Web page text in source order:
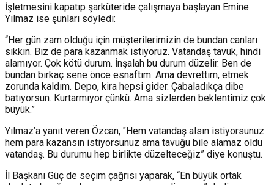
İşletmesini kapatıp şarküteride çalışmaya başlayan Emine
Yılmaz ise şunları söyledi:
“Her gün zam olduğu için müşterilerimizin de bundan canları
sıkkın. Biz de para kazanmak istiyoruz. Vatandaş tavuk, hindi
alamıyor. Çok kötü durum. İnşalah bu durum düzelir. Ben de
bundan birkaç sene önce esnaftım. Ama devrettim, etmek
zorunda kaldım. Depo, kira hepsi gider. Çabaladıkça dibe
batıyorsun. Kurtarmıyor çünkü. Ama sizlerden beklentimiz çok
büyük.”
Yılmaz’a yanıt veren Özcan, "Hem vatandaş alsın istiyorsunuz
hem para kazansın istiyorsunuz ama tavuğu bile alamaz oldu
vatandaş. Bu durumu hep birlikte düzelteceğiz” diye konuştu.
İl Başkanı Güç de seçim çağrısı yaparak, “En büyük ortak